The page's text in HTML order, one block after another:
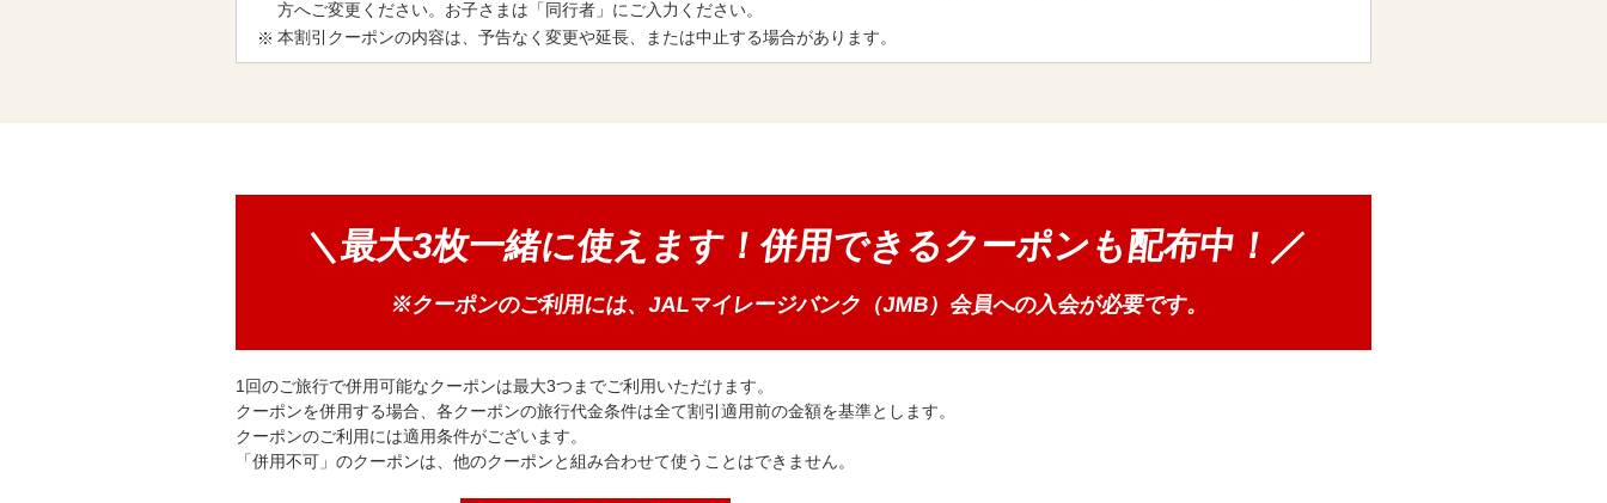
方へご変更ください。お子さまは「同行者」にご入力ください。
本割引クーポンの内容は、予告なく変更や延長、または中止する場合があります。
＼最大3枚一緒に使えます！併用できるクーポンも配布中！／
※クーポンのご利用には、JALマイレージバンク（JMB）会員への入会が必要です。
1回のご旅行で併用可能なクーポンは最大3つまでご利用いただけます。
クーポンを併用する場合、各クーポンの旅行代金条件は全て割引適用前の金額を基準とします。
クーポンのご利用には適用条件がございます。
「併用不可」のクーポンは、他のクーポンと組み合わせて使うことはできません。